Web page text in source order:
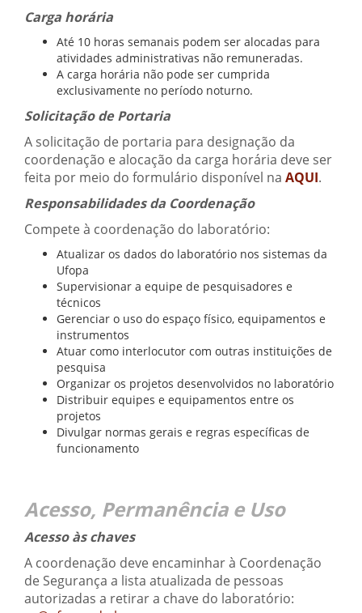
Carga horária
Até 10 horas semanais podem ser alocadas para
atividades administrativas não remuneradas.
A carga horária não pode ser cumprida
exclusivamente no período noturno.
Solicitação de Portaria
A solicitação de portaria para designação da
coordenação e alocação da carga horária deve ser
feita por meio do formulário disponível na AQUI.
Responsabilidades da Coordenação
Compete à coordenação do laboratório:
Atualizar os dados do laboratório nos sistemas da
Ufopa
Supervisionar a equipe de pesquisadores e
técnicos
Gerenciar o uso do espaço físico, equipamentos e
instrumentos
Atuar como interlocutor com outras instituições de
pesquisa
Organizar os projetos desenvolvidos no laboratório
Distribuir equipes e equipamentos entre os
projetos
Divulgar normas gerais e regras específicas de
funcionamento
Acesso, Permanência e Uso
Acesso às chaves
A coordenação deve encaminhar à Coordenação
de Segurança a lista atualizada de pessoas
autorizadas a retirar a chave do laboratório: